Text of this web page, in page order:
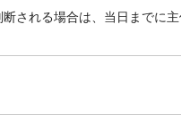
される場合は、当日までに